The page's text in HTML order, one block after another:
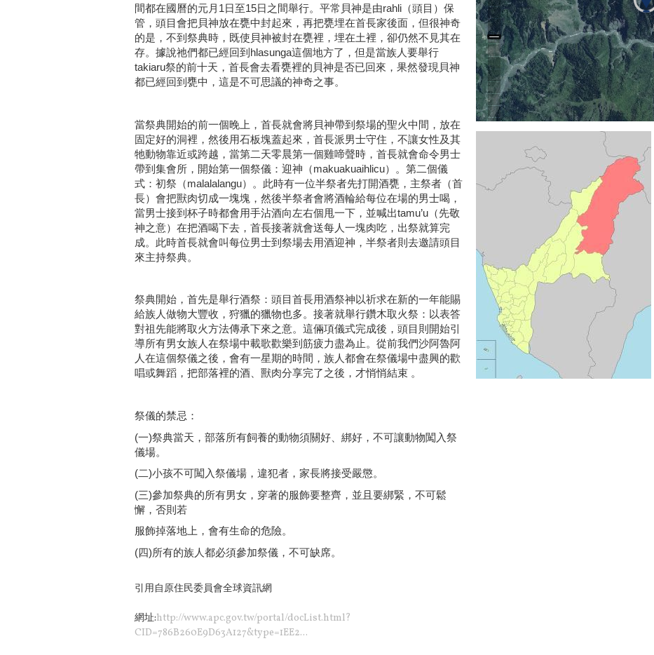
間都在國曆的元月1日至15日之間舉行。平常貝神是由rahli（頭目）保
管，頭目會把貝神放在甕中封起來，再把甕埋在首長家後面，但很神奇
的是，不到祭典時，既使貝神被封在甕裡，埋在土裡，卻仍然不見其在
存。據說祂們都已經回到hlasunga這個地方了，但是當族人要舉行
takiaru祭的前十天，首長會去看甕裡的貝神是否已回來，果然發現貝神
都已經回到甕中，這是不可思議的神奇之事。
當祭典開始的前一個晚上，首長就會將貝神帶到祭場的聖火中間，放在
固定好的洞裡，然後用石板塊蓋起來，首長派男士守住，不讓女性及其
牠動物靠近或跨越，當第二天零晨第一個雞啼聲時，首長就會命令男士
帶到集會所，開始第一個祭儀：迎神（makuakuaihlicu）。第二個儀
式：初祭（malalalangu）。此時有一位半祭者先打開酒甕，主祭者（首
長）會把獸肉切成一塊塊，然後半祭者會將酒輪給每位在場的男士喝，
當男士接到杯子時都會用手沾酒向左右個甩一下，並喊出tamu’u（先敬
神之意）在把酒喝下去，首長接著就會送每人一塊肉吃，出祭就算完
成。此時首長就會叫每位男士到祭場去用酒迎神，半祭者則去邀請頭目
來主持祭典。
祭典開始，首先是舉行酒祭：頭目首長用酒祭神以祈求在新的一年能賜
給族人做物大豐收，狩獵的獵物也多。接著就舉行鑽木取火祭：以表答
對祖先能將取火方法傳承下來之意。這倆項儀式完成後，頭目則開始引
導所有男女族人在祭場中載歌歡樂到筋疲力盡為止。從前我們沙阿魯阿
人在這個祭儀之後，會有一星期的時間，族人都會在祭儀場中盡興的歡
唱或舞蹈，把部落裡的酒、獸肉分享完了之後，才悄悄結束 。
祭儀的禁忌：
(一)祭典當天，部落所有飼養的動物須關好、綁好，不可讓動物闖入祭
儀場。
(二)小孩不可闖入祭儀場，違犯者，家長將接受嚴懲。
(三)參加祭典的所有男女，穿著的服飾要整齊，並且要綁緊，不可鬆
懈，否則若
服飾掉落地上，會有生命的危險。
(四)所有的族人都必須參加祭儀，不可缺席。
引用自原住民委員會全球資訊網
網址:http://www.apc.gov.tw/portal/docList.html?
CID=786B260E9D63A127&type=1EE2...